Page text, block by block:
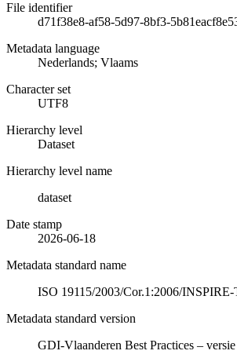
File identifier
d71f38e8-af58-5d97-8bf3-
Metadata language
Nederlands; Vlaams
Character set
UTF8
Hierarchy level
Dataset
Hierarchy level name
dataset
Date stamp
2026-06-18
Metadata standard name
ISO 19115/2003/Cor.1:2006/
Metadata standard version
GDI-Vlaanderen Best Practices –